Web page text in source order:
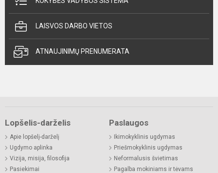
LAISVOS DARBO VIETOS
ATNAUJINIMŲ PRENUMERATA
Lopšelis-darželis
Apie lopšelį-darželį
Ugdymo aplinka
Vizija, misija, filosofija
Pasiekimai
Paslaugos
Ikimokyklinis ugdymas
Priešmokyklinis ugdymas
Neformalusis švietimas
Pagalba mokiniams ir tėvams